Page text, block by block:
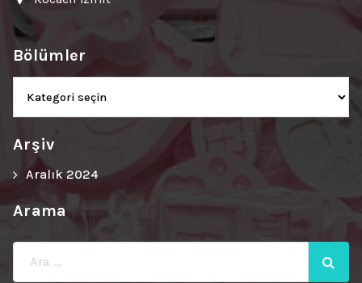
Bölümler
Bölümler
Arşiv
Aralık 2024
Arama
Ara: